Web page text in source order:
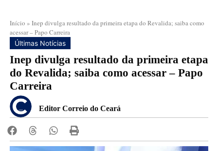
Início » Inep divulga resultado da primeira etapa do Revalida; saiba como
acessar – Papo Carreira
Últimas Notícias
Inep divulga resultado da primeira etapa
do Revalida; saiba como acessar – Papo
Carreira
Editor Correio do Ceará